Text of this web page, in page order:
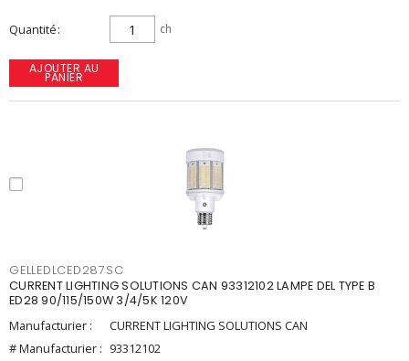
Quantité ch
AJOUTER AU
PANIER
GELLEDLCED287SC
CURRENT LIGHTING SOLUTIONS CAN 93312102 LAMPE DEL TYPE B
ED28 90/115/150W 3/4/5K 120V
Manufacturier :
CURRENT LIGHTING SOLUTIONS CAN
# Manufacturier : 93312102